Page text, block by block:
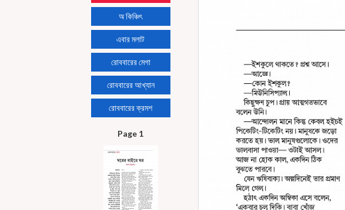
অ কিঞ্চিৎ
এবার মলাট
রোববারের মেগা
রোববারের আখ্যান
রোববারের ক্রমশ
Page 1